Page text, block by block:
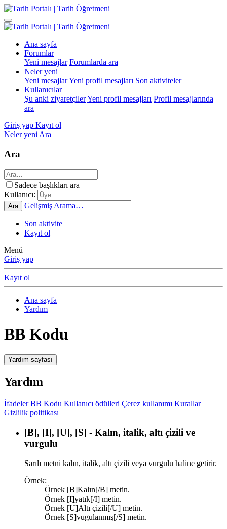
Ana sayfa
Forumlar
Yeni mesajlar Forumlarda ara
Neler yeni
Yeni mesajlarYeni profil mesajları Son aktiviteler
Kullanıcılar
Şu anki ziyaretçilerYeni profil mesajları Profil mesajlarında
ara
Giriş yap Kayıt ol
Neler yeni Ara
Ara
Sadece başlıkları ara
Kullanıcı:
Ara Gelişmiş Arama…
Son aktivite
Kayıt ol
Menü
Giriş yap
Kayıt ol
Ana sayfa
Yardım
BB Kodu
Yardım sayfası
Yardım
İfadeler BB Kodu Kullanıcı ödülleri Çerez kullanımı Kurallar
Gizlilik politikası
[B], [I], [U], [S] - Kalın, italik, altı çizili ve
vurgulu
Sarılı metni kalın, italik, altı çizili veya vurgulu haline getirir.
Örnek:
Örnek [B]Kalın[/B] metin.
Örnek [I]yatık[/I] metin.
Örnek [U]Altı çizili[/U] metin.
Örnek [S]vugulanmış[/S] metin.